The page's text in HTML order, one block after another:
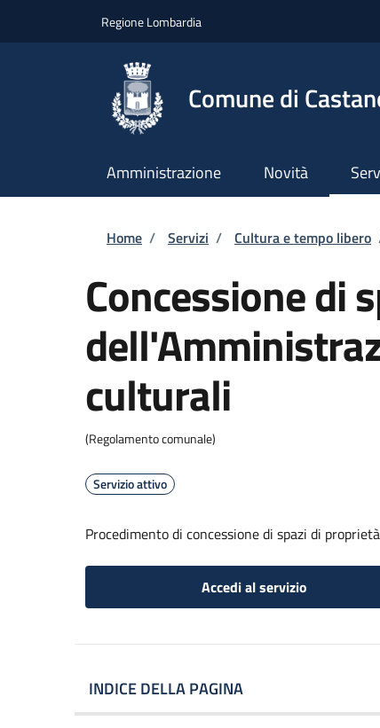
Regione Lombardia
Comune di
Amministrazione Novità
Briciole di pane
Home / Servizi / Cultura e tempo libero
Concessione di
culturali
(Regolamento comunale)
Servizio attivo
Procedimento di concessione di spazi di
Accedi al servizio
INDICE DELLA PAGINA